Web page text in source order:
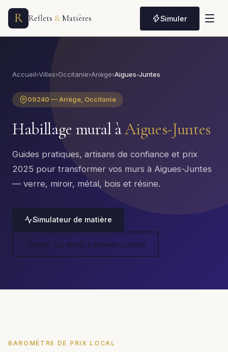
R Reflets &Matières Simuler
Accueil›Villes›Occitanie›Ariège›Aigues-Juntes
09240 — Ariège, Occitanie
Habillage mural àAigues-Juntes
Guides pratiques, artisans de confiance et prix
2025 pour transformer vos murs à Aigues-Juntes
— verre, miroir, métal, bois et résine.
Simulateur de matière
Obtenir un devis à Aigues-Juntes
BAROMÈTRE DE PRIX LOCAL